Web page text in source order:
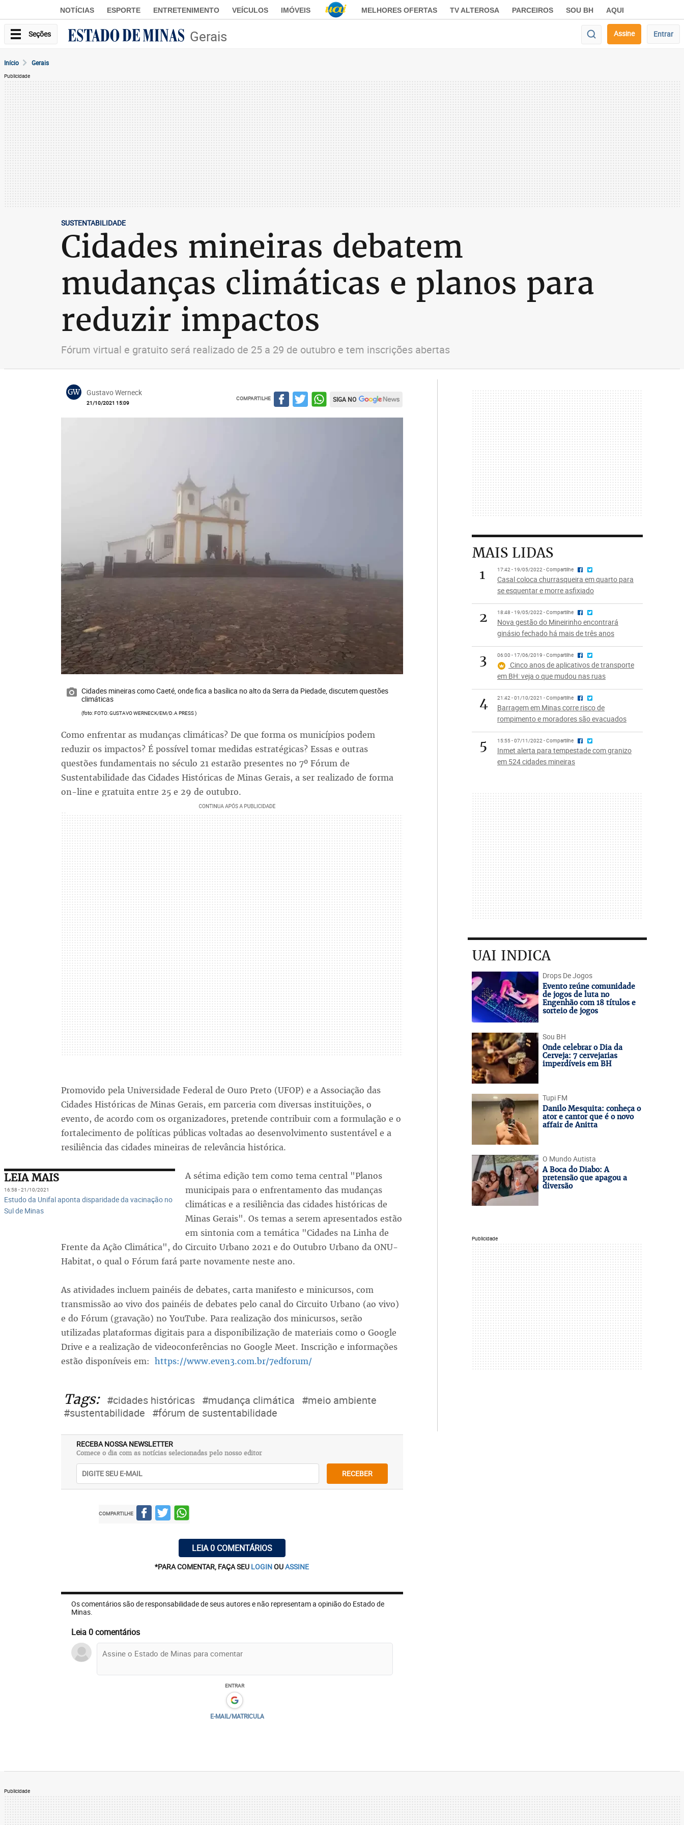
NOTÍCIAS ESPORTE ENTRETENIMENTO VEÍCULOS IMÓVEIS MELHORES OFERTAS TV ALTEROSA PARCEIROS SOU BH AQUI
Seções Gerais Assine Entrar
Início Gerais
Publicidade
SUSTENTABILIDADE
Cidades mineiras debatem
mudanças climáticas e planos para
reduzir impactos
Fórum virtual e gratuito será realizado de 25 a 29 de outubro e tem inscrições abertas
GW Gustavo Werneck
21/10/2021 15:09
COMPARTILHE SIGA NO
Cidades mineiras como Caeté, onde fica a basílica no alto da Serra da Piedade, discutem questões
climáticas
(foto: FOTO: GUSTAVO WERNECK/EM/D.A PRESS )
Como enfrentar as mudanças climáticas? De que forma os municípios podem
reduzir os impactos? É possível tomar medidas estratégicas? Essas e outras
questões fundamentais no século 21 estarão presentes no 7º Fórum de
Sustentabilidade das Cidades Históricas de Minas Gerais, a ser realizado de forma
on-line e gratuita entre 25 e 29 de outubro.
Promovido pela Universidade Federal de Ouro Preto (UFOP) e a Associação das
Cidades Históricas de Minas Gerais, em parceria com diversas instituições, o
evento, de acordo com os organizadores, pretende contribuir com a formulação e o
fortalecimento de políticas públicas voltadas ao desenvolvimento sustentável e a
resiliência das cidades mineiras de relevância histórica.
LEIA MAIS
16:58 - 21/10/2021
Estudo da Unifal aponta disparidade da vacinação no
Sul de Minas
A sétima edição tem como tema central "Planos
municipais para o enfrentamento das mudanças
climáticas e a resiliência das cidades históricas de
Minas Gerais". Os temas a serem apresentados estão
em sintonia com a temática "Cidades na Linha de
Frente da Ação Climática", do Circuito Urbano 2021 e do Outubro Urbano da ONU-
Habitat, o qual o Fórum fará parte novamente neste ano.
As atividades incluem painéis de debates, carta manifesto e minicursos, com
transmissão ao vivo dos painéis de debates pelo canal do Circuito Urbano (ao vivo)
e do Fórum (gravação) no YouTube. Para realização dos minicursos, serão
utilizadas plataformas digitais para a disponibilização de materiais como o Google
Drive e a realização de videoconferências no Google Meet. Inscrição e informações
estão disponíveis em: https://www.even3.com.br/7edforum/
Tags: #cidades históricas #mudança climática #meio ambiente
#sustentabilidade #fórum de sustentabilidade
RECEBA NOSSA NEWSLETTER
Comece o dia com as notícias selecionadas pelo nosso editor
RECEBER
COMPARTILHE
LEIA 0 COMENTÁRIOS
*PARA COMENTAR, FAÇA SEU LOGINOUASSINE
Os comentários são de responsabilidade de seus autores e não representam a opinião do Estado de
Minas.
Leia 0 comentários
ENTRAR
E-MAIL/MATRICULA
MAIS LIDAS
1
17:42 - 19/05/2022 - Compartilhe
Casal coloca churrasqueira em quarto para
se esquentar e morre asfixiado
2 18:48 - 19/05/2022 - Compartilhe
Nova gestão do Mineirinho encontrará
ginásio fechado há mais de três anos
3 06:00 - 17/06/2019 - Compartilhe
Cinco anos de aplicativos de transporte
em BH: veja o que mudou nas ruas
4 21:42 - 01/10/2021 - Compartilhe
Barragem em Minas corre risco de
rompimento e moradores são evacuados
5 15:55 - 07/11/2022 - Compartilhe
Inmet alerta para tempestade com granizo
em 524 cidades mineiras
UAI INDICA
Drops De Jogos
Evento reúne comunidade
de jogos de luta no
Engenhão com 18 títulos e
sorteio de jogos
Sou BH
Onde celebrar o Dia da
Cerveja: 7 cervejarias
imperdíveis em BH
Tupi FM
Danilo Mesquita: conheça o
ator e cantor que é o novo
affair de Anitta
O Mundo Autista
A Boca do Diabo: A
pretensão que apagou a
diversão
Publicidade
Publicidade